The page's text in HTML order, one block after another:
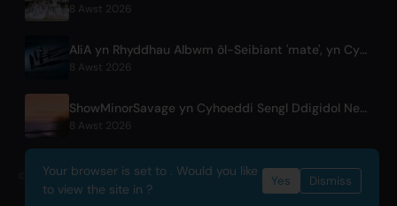
8 Awst 2026
AliA yn Rhyddhau Albwm ôl-Seibiant 'mate', yn Cyhoeddi Perfformiad Byw yn Tokyo
8 Awst 2026
ShowMinorSavage yn Cyhoeddi Sengl Ddigidol Newydd 'Gradation'
8 Awst 2026
© 2026 OnlyHit. All rights reserved. - Metadata provided byACRCloud
Your browser is set to . Would you like
to view the site in ?
Yes Dismiss